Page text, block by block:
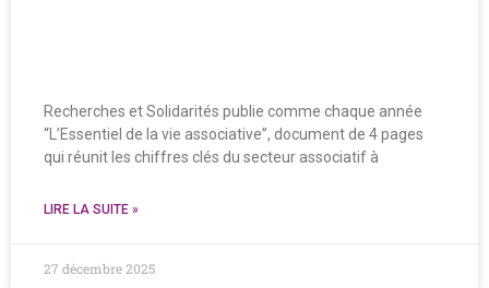
Recherches et Solidarités publie comme chaque année
“L’Essentiel de la vie associative”, document de 4 pages
qui réunit les chiffres clés du secteur associatif à
LIRE LA SUITE »
27 décembre 2025